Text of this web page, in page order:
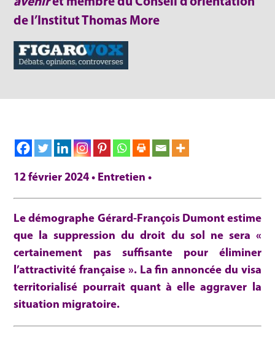
de l’Institut Thomas More
12 février 2024 • Entretien •
Le démographe Gérard-François Dumont estime
que la suppression du droit du sol ne sera «
certainement pas suffisante pour éliminer
l’attractivité française ». La fin annoncée du visa
territorialisé pourrait quant à elle aggraver la
situation migratoire.